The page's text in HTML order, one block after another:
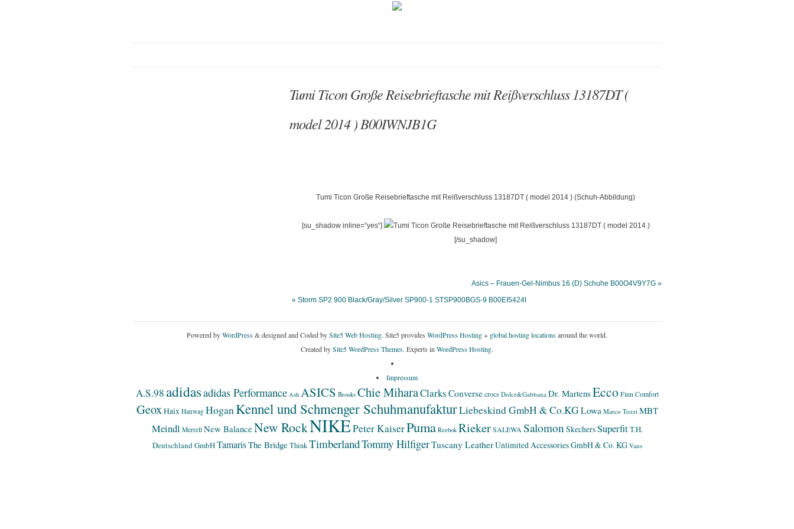
Tumi Ticon Große Reisebrieftasche mit Reißverschluss 13187DT (
model 2014 ) B00IWNJB1G
Tumi Ticon Große Reisebrieftasche mit Reißverschluss 13187DT ( model 2014 ) (Schuh-Abbildung)
[su_shadow inline=“yes“]
[/su_shadow]
Asics – Frauen-Gel-Nimbus 16 (D) Schuhe B00O4V9Y7G »
« Storm SP2 900 Black/Gray/Silver SP900-1 STSP900BGS-9 B00EI5424I
Powered byWordPress& designed and Coded bySite5 Web Hosting. Site5 provides WordPress Hosting+ global hosting locationsaround the world.
Created bySite5 WordPress Themes. Experts in WordPress Hosting.
Impressum
A.S.98adidasadidas Performance Ash ASICS Brooks Chie MiharaClarks Converse crocs Dolce&Gabbana Dr. MartensEcco Finn Comfort
GeoxHaix Hanwag HoganKennel und Schmenger SchuhmanufakturLiebeskind GmbH & Co.KG Lowa Marco Tozzi MBT
Meindl Merrell New Balance New RockNIKEPeter KaiserPuma Reebok Rieker SALEWA Salomon SkechersSuperfitT.H.
Deutschland GmbHTamarisThe Bridge Think TimberlandTommy HilfigerTuscany LeatherUnlimited Accessories GmbH & Co. KG Vans